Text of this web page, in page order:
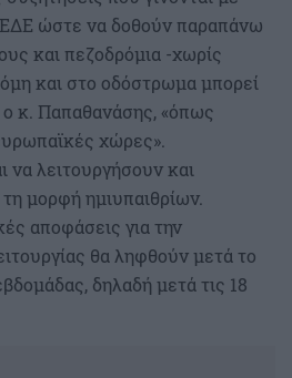
ώστε να δοθούν παραπάνω
και πεζοδρόμια -χωρίς
και στο οδόστρωμα μπορεί
ο κ. Παπαθανάσης, «όπως
χώρες».
να λειτουργήσουν και
μορφή ημιυπαιθρίων.
αποφάσεις για την
θα ληφθούν μετά το
δηλαδή μετά τις 18